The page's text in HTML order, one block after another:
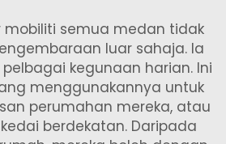
mobiliti semua medan tidak
luar sahaja. Ia
kegunaan harian. Ini
menggunakannya untuk
perumahan mereka, atau
berdekatan. Daripada